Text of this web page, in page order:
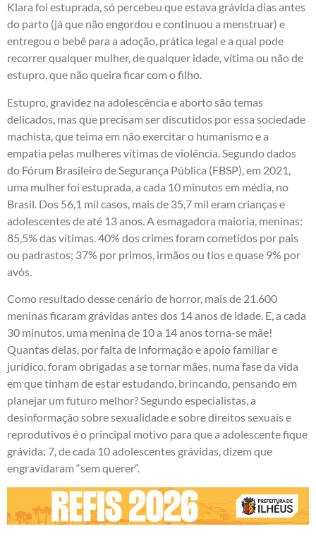
Klara foi estuprada, só percebeu que estava grávida dias antes
do parto (já que não engordou e continuou a menstruar) e
entregou o bebê para a adoção, prática legal e a qual pode
recorrer qualquer mulher, de qualquer idade, vítima ou não de
estupro, que não queira ficar com o filho.
Estupro, gravidez na adolescência e aborto são temas
delicados, mas que precisam ser discutidos por essa sociedade
machista, que teima em não exercitar o humanismo e a
empatia pelas mulheres vítimas de violência. Segundo dados
do Fórum Brasileiro de Segurança Pública (FBSP), em 2021,
uma mulher foi estuprada, a cada 10 minutos em média, no
Brasil. Dos 56,1 mil casos, mais de 35,7 mil eram crianças e
adolescentes de até 13 anos. A esmagadora maioria, meninas:
85,5% das vítimas. 40% dos crimes foram cometidos por pais
ou padrastos; 37% por primos, irmãos ou tios e quase 9% por
avós.
Como resultado desse cenário de horror, mais de 21.600
meninas ficaram grávidas antes dos 14 anos de idade. E, a cada
30 minutos, uma menina de 10 a 14 anos torna-se mãe!
Quantas delas, por falta de informação e apoio familiar e
jurídico, foram obrigadas a se tornar mães, numa fase da vida
em que tinham de estar estudando, brincando, pensando em
planejar um futuro melhor? Segundo especialistas, a
desinformação sobre sexualidade e sobre direitos sexuais e
reprodutivos é o principal motivo para que a adolescente fique
grávida: 7, de cada 10 adolescentes grávidas, dizem que
engravidaram “sem querer”.